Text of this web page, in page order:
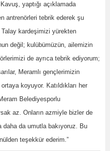
yaptığı açıklamada
antrenörleri tebrik ederek şu
kardeşimizi yürekten
değil; kulübümüzün, ailemizin
de ayrıca tebrik ediyorum;
Meramlı gençlerimizin
koyuyor. Katıldıkları her
Belediyesporlu
az. Onların azmiyle bizler de
daha da umutla bakıyoruz. Bu
teşekkür ederim.”